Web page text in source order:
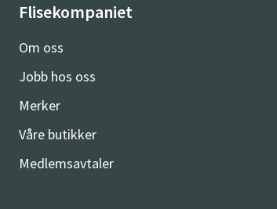
Flisekompaniet
Om oss
Jobb hos oss
Merker
Våre butikker
Medlemsavtaler